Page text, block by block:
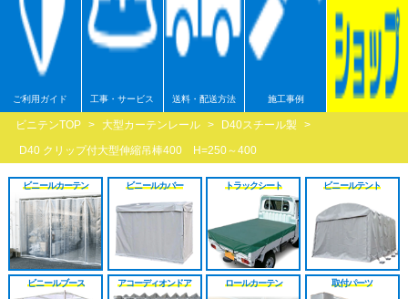
ご利用ガイド 工事・サービス 送料・配送方法 施工事例
ビニテンTOP > 大型カーテンレール > D40スチール製
>
D40 クリップ付大型伸縮吊棒400 H=250～400
ビニールカーテン ビニールカバー トラックシート ビニールテント
ビニールブース アコーディオンドア ロールカーテン 取付パーツ
耐熱ビニールカーテン
溶接遮光ビニールカ
オプション加工一覧
ターポリン電動ロー
不燃ターポリン電動
屋外/野外用ロールス
大型カーテンレール D40ステンレス製
D40隙間シートレール
XGレール
ベンダーレール
その他部品関連
間仕切ポール
カバー
戻る
戻る
原反カット販売
不燃ターポリン原反
耐熱シート原反・カ
溶接遮光シート原反
のれんカーテン可動
戻る
戻る
お支払い方法
大口割引
無料見積り
パートナー募集
戻る